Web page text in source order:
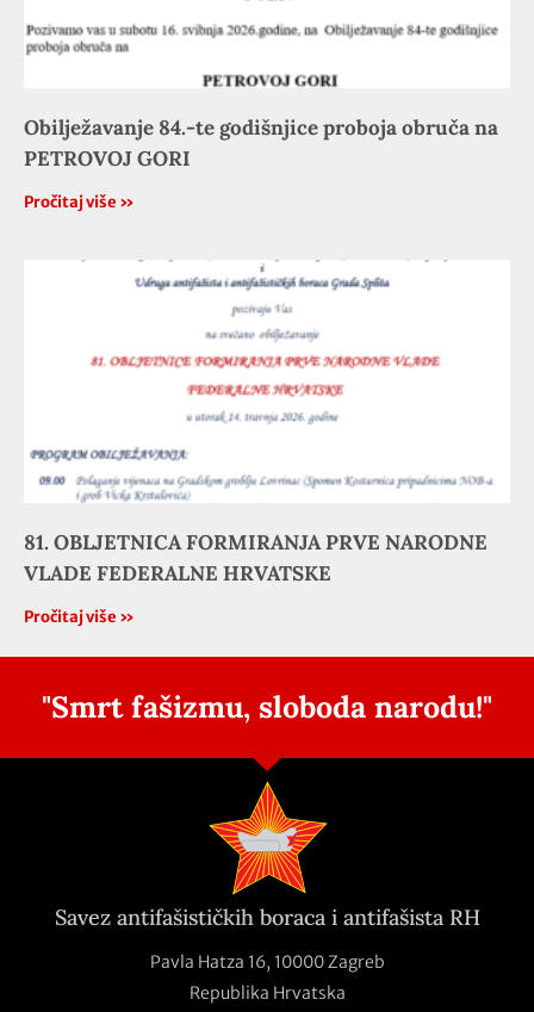
Obilježavanje 84.-te godišnjice proboja obruča na
PETROVOJ GORI
Pročitaj više »
81. OBLJETNICA FORMIRANJA PRVE NARODNE
VLADE FEDERALNE HRVATSKE
Pročitaj više »
"Smrt fašizmu, sloboda narodu!"
Savez antifašističkih boraca i antifašista RH
Pavla Hatza 16, 10000 Zagreb
Republika Hrvatska